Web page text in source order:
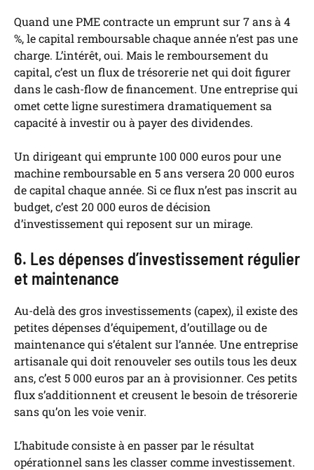
Quand une PME contracte un emprunt sur 7 ans à 4
%, le capital remboursable chaque année n’est pas une
charge. L’intérêt, oui. Mais le remboursement du
capital, c’est un flux de trésorerie net qui doit figurer
dans le cash-flow de financement. Une entreprise qui
omet cette ligne surestimera dramatiquement sa
capacité à investir ou à payer des dividendes.
Un dirigeant qui emprunte 100 000 euros pour une
machine remboursable en 5 ans versera 20 000 euros
de capital chaque année. Si ce flux n’est pas inscrit au
budget, c’est 20 000 euros de décision
d’investissement qui reposent sur un mirage.
6. Les dépenses d’investissement régulier
et maintenance
Au-delà des gros investissements (capex), il existe des
petites dépenses d’équipement, d’outillage ou de
maintenance qui s’étalent sur l’année. Une entreprise
artisanale qui doit renouveler ses outils tous les deux
ans, c’est 5 000 euros par an à provisionner. Ces petits
flux s’additionnent et creusent le besoin de trésorerie
sans qu’on les voie venir.
L’habitude consiste à en passer par le résultat
opérationnel sans les classer comme investissement.